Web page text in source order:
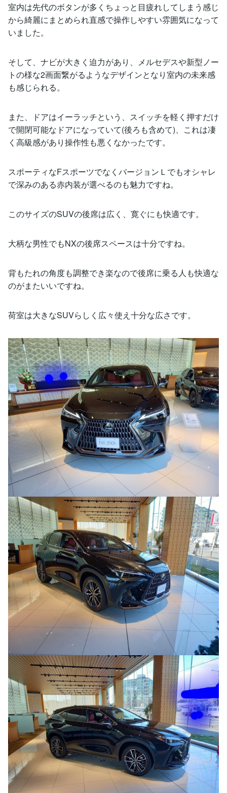
室内は先代のボタンが多くちょっと目疲れしてしまう感じ
から綺麗にまとめられ直感で操作しやすい雰囲気になって
いました。
そして、ナビが大きく迫力があり、メルセデスや新型ノー
トの様な2画面繋がるようなデザインとなり室内の未来感
も感じられる。
また、ドアはイーラッチという、スイッチを軽く押すだけ
で開閉可能なドアになっていて(後ろも含めて)、これは凄
く高級感があり操作性も悪くなかったです。
スポーティなFスポーツでなくバージョンＬでもオシャレ
で深みのある赤内装が選べるのも魅力ですね。
このサイズのSUVの後席は広く、寛ぐにも快適です。
大柄な男性でもNXの後席スペースは十分ですね。
背もたれの角度も調整でき楽なので後席に乗る人も快適な
のがまたいいですね。
荷室は大きなSUVらしく広々使え十分な広さです。